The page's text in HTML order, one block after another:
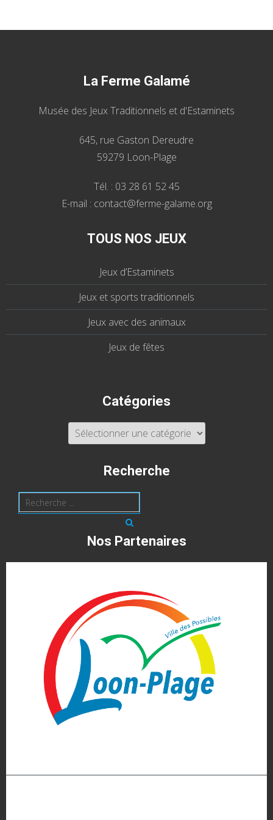
La Ferme Galamé
Musée des Jeux Traditionnels et d'Estaminets
645, rue Gaston Dereudre
59279 Loon-Plage
Tél. : 03 28 61 52 45
E-mail : contact@ferme-galame.org
TOUS NOS JEUX
Jeux d’Estaminets
Jeux et sports traditionnels
Jeux avec des animaux
Jeux de fêtes
Catégories
Catégories
Recherche
Nos Partenaires